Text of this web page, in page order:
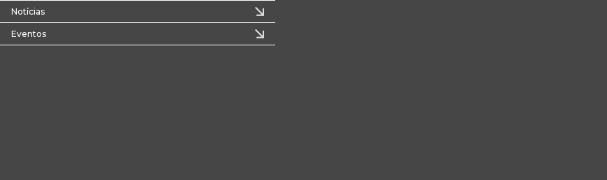
Notícias
Eventos